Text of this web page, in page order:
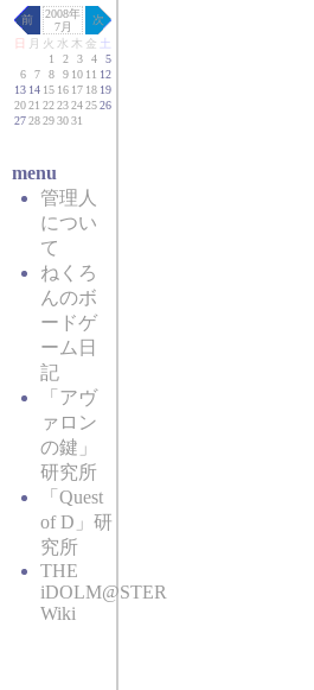
前
2008年
7月
次
日
月 火 水 木 金 土
1
2 3 4
5
6
7 8 9 10 11 12
13 14 15 16 17 18 19
2021 2223242526
2728293031
menu
管理人
につい
て
ねくろ
んのボ
ードゲ
ーム日
記
「アヴ
ァロン
の鍵」
研究所
「Quest
of D」研
究所
THE
iDOLM@STER
Wiki